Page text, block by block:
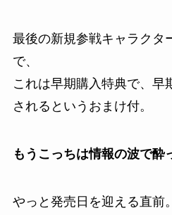
最後の新規参戦キャラクタ
で、
これは早期購入特典で、早
されるというおまけ付。
もうこっちは情報の波で酔
やっと発売日を迎える直前。